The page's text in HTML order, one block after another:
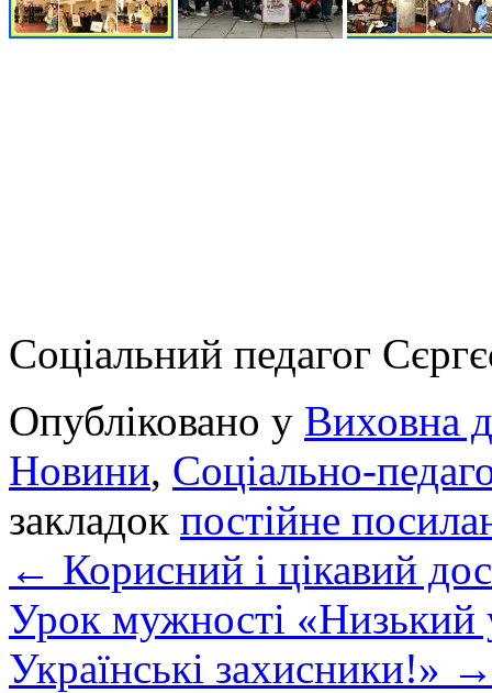
Соціальний педагог
Опубліковано у Виховна
Новини, Соціально-
закладок постійне
← Корисний і цікавий
Урок мужності
Українські захисники!»